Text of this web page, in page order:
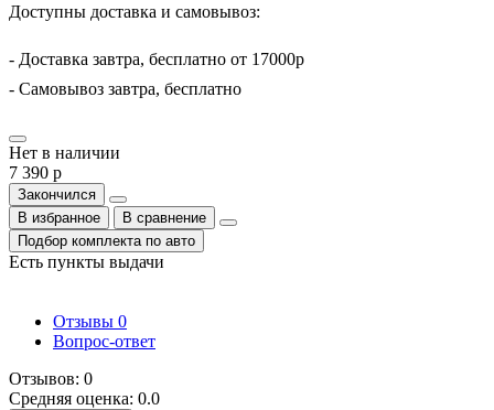
Доступны доставка и самовывоз:
- Доставка завтра, бесплатно от 17000р
- Самовывоз завтра, бесплатно
Нет в наличии
7 390 р
Закончился
В избранное
В сравнение
Подбор комплекта по авто
Есть пункты выдачи
Отзывы 0
Вопрос-ответ
Отзывов: 0
Средняя оценка: 0.0